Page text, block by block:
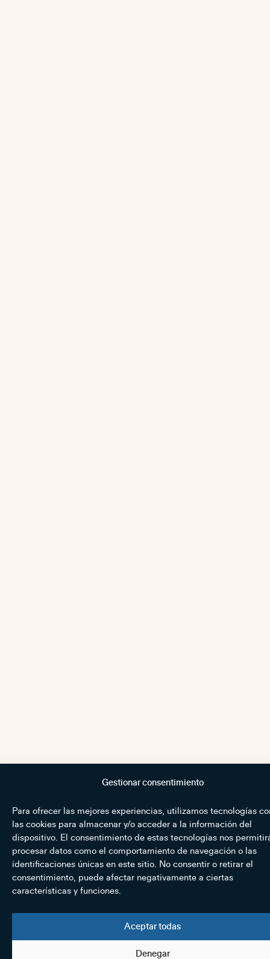
Gestionar consentimiento
Para ofrecer las mejores experiencias, utilizamos tecnologías
las cookies para almacenar y/o acceder a la información del
dispositivo. El consentimiento de estas tecnologías nos
procesar datos como el comportamiento de navegación o las
identificaciones únicas en este sitio. No consentir o retirar el
consentimiento, puede afectar negativamente a ciertas
características y funciones.
Aceptar todas
Denegar